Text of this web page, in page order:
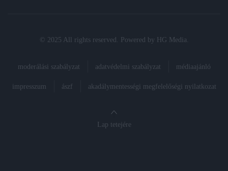
© 2025 All rights reserved. Powered by HG Media
moderálási szabályzat adatvédelmi szabályzat médiaajánló
impresszum ászf akadálymentességi megfelelőségi nyilatkozat
Lap tetejére